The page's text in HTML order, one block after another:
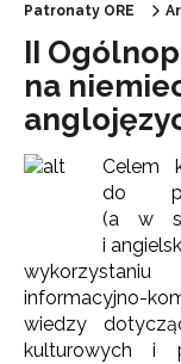
Patronaty ORE
II
na
Celem
do
(a w
i
informacyjno-
wiedzy
kulturowych i